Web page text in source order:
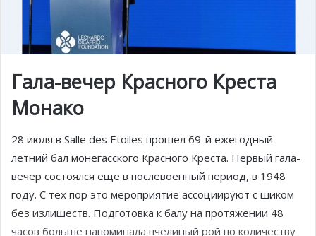
Гала-вечер Красного Креста
Монако
28 июля в Salle des Etoiles прошел 69-й ежегодный
летний бал монегасского Красного Креста. Первый гала-
вечер состоялся еще в послевоенный период, в 1948
году. С тех пор это мероприятие ассоциируют с шиком
без излишеств. Подготовка к балу на протяжении 48
часов больше напоминала пчелиный рой по количеству